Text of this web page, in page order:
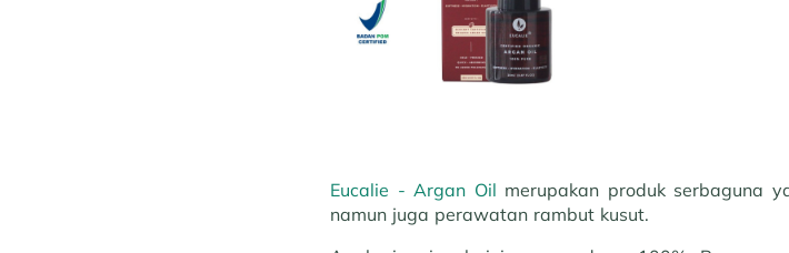
Eucalie - Argan Oil merupakan produk serbaguna
namun juga perawatan rambut kusut.